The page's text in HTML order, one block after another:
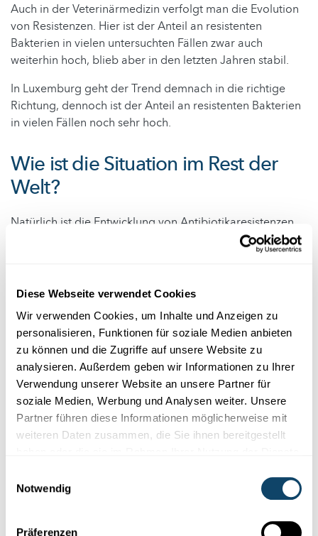
Diese Webseite verwendet Cookies
Wir verwenden Cookies, um Inhalte und Anzeigen zu
personalisieren, Funktionen für soziale Medien anbieten
zu können und die Zugriffe auf unsere Website zu
analysieren. Außerdem geben wir Informationen zu Ihrer
Verwendung unserer Website an unsere Partner für
soziale Medien, Werbung und Analysen weiter. Unsere
Partner führen diese Informationen möglicherweise mit
weiteren Daten zusammen, die Sie ihnen bereitgestellt
Notwendig
Präferenzen
Auch in der Veterinärmedizin verfolgt man die Evolution
von Resistenzen. Hier ist der Anteil an resistenten
Bakterien in vielen untersuchten Fällen zwar auch
weiterhin hoch, blieb aber in den letzten Jahren stabil.
In Luxemburg geht der Trend demnach in die richtige
Richtung, dennoch ist der Anteil an resistenten Bakterien
in vielen Fällen noch sehr hoch.
Wie ist die Situation im Rest der
Welt?
Natürlich ist die Entwicklung von Antibiotikaresistenzen
ein globales Phänomen. Und es gibt von Land zu Land
große Unterschiede in Bezug auf den Verbrauch von
Entwicklung von Resistenzen in Europa
und in der Welt
Europa scheint aber auch auf dem guten Weg zu
sein: Bei 50 % der untersuchten Bakterien-Antibiotika-
Paare ist der Anteil an resistenten Bakterien seit
20 Jahren stabil oder im Begriff, sich zu stabilisieren. Bei
17 % steigt der Anteil an resistenten Bakterien weiter an,
bei 17 % fällt er.